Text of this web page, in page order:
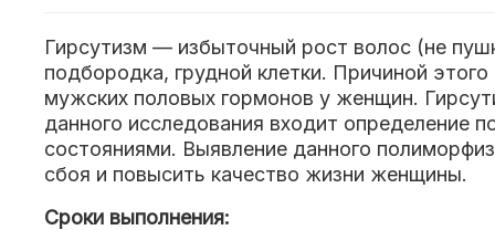
Гирсутизм — избыточный рост волос (не
подбородка, грудной клетки. Причиной
мужских половых гормонов у женщин.
данного исследования входит определение
состояниями. Выявление данного
сбоя и повысить качество жизни женщины.
Сроки выполнения: